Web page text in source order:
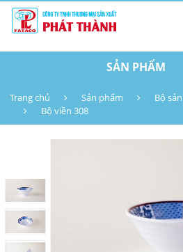
SẢN PHẨM
Trang chủ Sản phẩm
Bộ
Bộ viền 308